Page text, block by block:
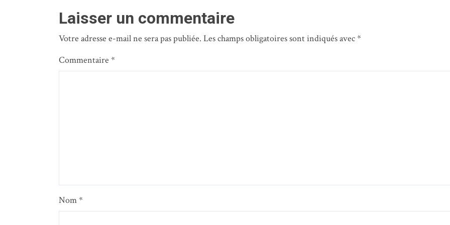
Laisser un commentaire
Votre adresse e-mail ne sera pas publiée. Les champs obligatoires sont indiqués avec*
Commentaire *
Nom*